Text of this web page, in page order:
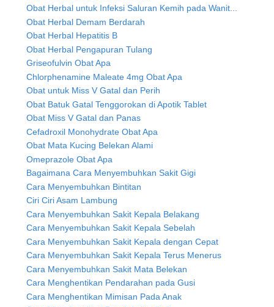
Obat Herbal untuk Infeksi Saluran Kemih pada Wanit...
Obat Herbal Demam Berdarah
Obat Herbal Hepatitis B
Obat Herbal Pengapuran Tulang
Griseofulvin Obat Apa
Chlorphenamine Maleate 4mg Obat Apa
Obat untuk Miss V Gatal dan Perih
Obat Batuk Gatal Tenggorokan di Apotik Tablet
Obat Miss V Gatal dan Panas
Cefadroxil Monohydrate Obat Apa
Obat Mata Kucing Belekan Alami
Omeprazole Obat Apa
Bagaimana Cara Menyembuhkan Sakit Gigi
Cara Menyembuhkan Bintitan
Ciri Ciri Asam Lambung
Cara Menyembuhkan Sakit Kepala Belakang
Cara Menyembuhkan Sakit Kepala Sebelah
Cara Menyembuhkan Sakit Kepala dengan Cepat
Cara Menyembuhkan Sakit Kepala Terus Menerus
Cara Menyembuhkan Sakit Mata Belekan
Cara Menghentikan Pendarahan pada Gusi
Cara Menghentikan Mimisan Pada Anak